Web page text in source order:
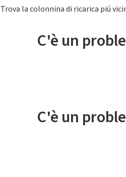
la colonnina di ricarica piú
C'è un
C'è un